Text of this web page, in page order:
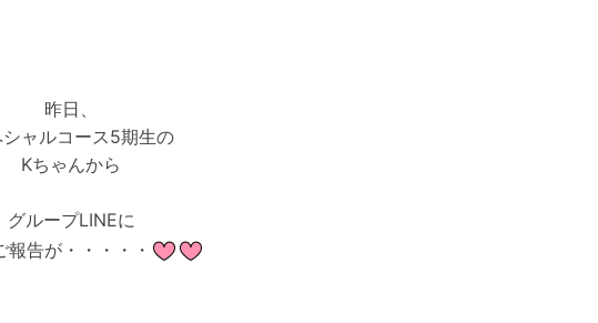
昨日、
シャルコース5期生の
Kちゃんから
グループLINEに
報告が・・・・・